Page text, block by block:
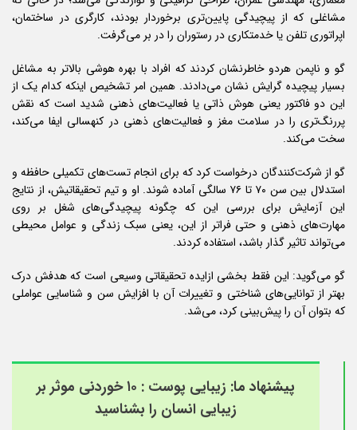
مشاغلی که از پیچیدگی پایین‌تری برخوردار بودند، کارگری در ساختمان،
اپراتوری تلفن یا خدمتکاری در رستوران را در بر می‌گرفت.
گو و ناپمن هردو خاطرنشان کردند که افراد با بهره هوشی بالاتر به مشاغل
بسیار پیچیده‌ گرایش نشان می‌دادند. همین امر تشخیص اینکه کدام یک از
این دو فاکتور یعنی هوش ذاتی یا فعالیت‌های ذهنی شدید است که نقش
پررنگ‌تری را در سلامت مغز و فعالیت‌های ذهنی در کنهسالی ایفا می‌کند،
سخت می‌کند.
گو از شرکت‌کنندگان درخواست کرد که برای انجام تست‌های تکمیلی حافظه و
استدلال بین سن ۷۰ تا ۷۶ سالگی آماده شوند. او و تیم تحقیقاتیش، از نتایج
این آزمایش برای بررسی این که چگونه پیچیدگی‌های شغل بر روی
مهارت‌های ذهنی و حتی فراتر از این، یعنی سبک زندگی و عوامل محیطی
می‌تواند تاثیر گذار باشد، استفاده کردند.
گو می‌گوید: این فقط بخشی ازایده تحقیقاتی وسیعی است که هدفش درک
بهتر از توانایی‌های شناختی و تغییرات آن با افزایش سن و شناسایی عواملی
که بتوان آن را پیش‌بینی کرد، می‌شد.
پیشنهاد ما:
زیبایی پوست : ۱۰ خوردنی موثر بر
زیبایی انسان را بشناسید